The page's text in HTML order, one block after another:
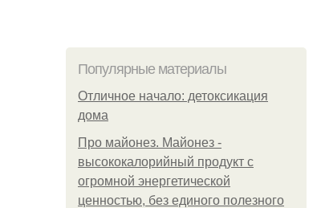
Популярные материалы
Отличное начало: детоксикация
дома
Про майонез. Майонез -
высококалорийный продукт с
огромной энергетической
ценностью, без единого полезного